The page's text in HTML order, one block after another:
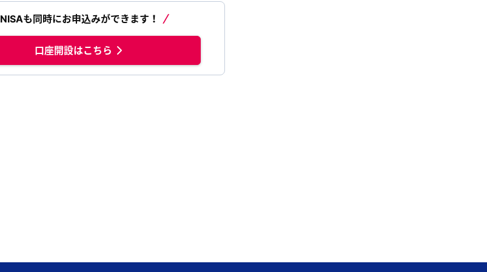
NISAも同時にお申込みができます！
口座開設はこちら